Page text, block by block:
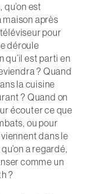
est
maison après
pour
déroule
qu’il est parti en
? Quand
la cuisine
? Quand on
écouter ce que
ou pour
dans le
a regardé,
comme un
?